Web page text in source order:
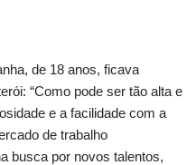
de 18 anos, ficava
“Como pode ser tão alta e
e a facilidade com a
de trabalho
busca por novos talentos,